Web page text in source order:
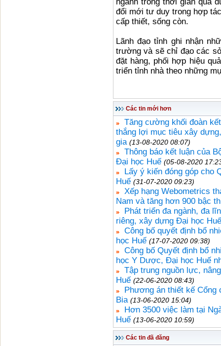
đổi mới tư duy trong hợp
cấp thiết, sống còn.
Lãnh đạo tỉnh ghi nhận
trường và sẽ chỉ đạo các
đặt hàng, phối hợp hiệu
triển tỉnh nhà theo những
Các tin mới hơn
Tăng cường khối đoàn
thắng lợi mục tiêu xây
gia (13-08-2020 08:07)
Thông báo kết luận của
Đại học Huế (05-08-2020
Lấy ý kiến đóng góp cho
Huế (31-07-2020 09:23)
Xếp hạng Webometrics
Nam và tăng hơn 900 bậc
Phát triển đa ngành, đa
riêng, xây dựng Đại học
Công bố quyết định bổ
học Huế (17-07-2020 09:38)
Công bố Quyết định bổ
học Y Dược, Đại học Huế
Tập trung nguồn lực,
Huế (22-06-2020 08:43)
Phương án thiết kế
Bia (13-06-2020 15:04)
Hơn 3500 việc làm tại
Huế (13-06-2020 10:59)
Các tin đã đăng